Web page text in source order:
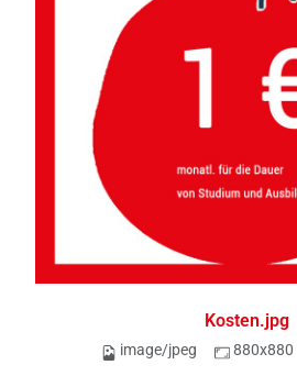
Kosten.jpg
image/jpeg 880x880